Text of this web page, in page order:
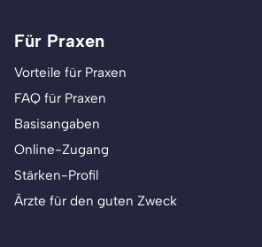
Für Praxen
Vorteile für Praxen
FAQ für Praxen
Basisangaben
Online-Zugang
Stärken-Profil
Ärzte für den guten Zweck